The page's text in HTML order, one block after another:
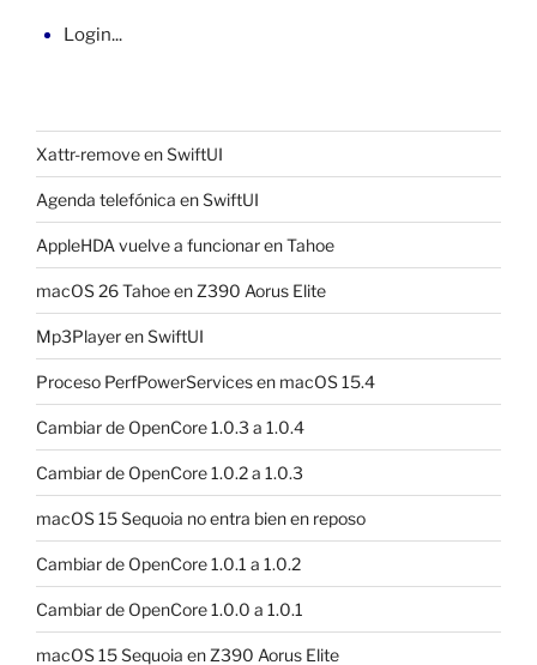
Login...
Xattr-remove en SwiftUI
Agenda telefónica en SwiftUI
AppleHDA vuelve a funcionar en Tahoe
macOS 26 Tahoe en Z390 Aorus Elite
Mp3Player en SwiftUI
Proceso PerfPowerServices en macOS 15.4
Cambiar de OpenCore 1.0.3 a 1.0.4
Cambiar de OpenCore 1.0.2 a 1.0.3
macOS 15 Sequoia no entra bien en reposo
Cambiar de OpenCore 1.0.1 a 1.0.2
Cambiar de OpenCore 1.0.0 a 1.0.1
macOS 15 Sequoia en Z390 Aorus Elite